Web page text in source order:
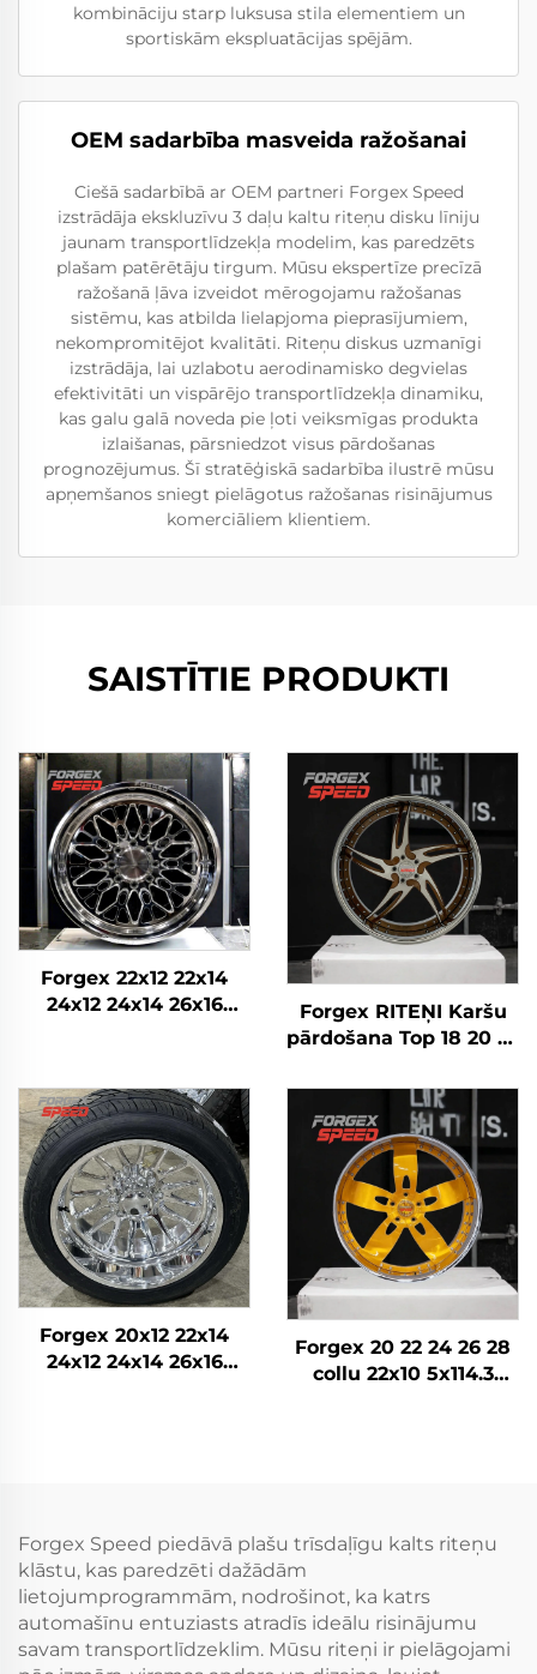
kombināciju starp luksusa stila elementiem un
sportiskām ekspluatācijas spējām.
OEM sadarbība masveida ražošanai
Ciešā sadarbībā ar OEM partneri Forgex Speed
izstrādāja ekskluzīvu 3 daļu kaltu riteņu disku līniju
jaunam transportlīdzekļa modelim, kas paredzēts
plašam patērētāju tirgum. Mūsu ekspertīze precīzā
ražošanā ļāva izveidot mērogojamu ražošanas
sistēmu, kas atbilda lielapjoma pieprasījumiem,
nekompromitējot kvalitāti. Riteņu diskus uzmanīgi
izstrādāja, lai uzlabotu aerodinamisko degvielas
efektivitāti un vispārējo transportlīdzekļa dinamiku,
kas galu galā noveda pie ļoti veiksmīgas produkta
izlaišanas, pārsniedzot visus pārdošanas
prognozējumus. Šī stratēģiskā sadarbība ilustrē mūsu
apņemšanos sniegt pielāgotus ražošanas risinājumus
komerciāliem klientiem.
SAISTĪTIE PRODUKTI
Forgex 22x12 22x14
24x12 24x14 26x16
8x180 8x6.5 6x5.5 5x5
Kravas auto riteņi
Forgex RITEŅI Karšu
pārdošana Top 18 20 22
5x114.3 5x120 6x139.7
Pielāgoti kausētie
riteņi Personīgā auto
diski
Forgex 20x12 22x14
24x12 24x14 26x16
Forgex 20 22 24 26 28
collu 22x10 5x114.3
Forgex Speed piedāvā plašu trīsdaļīgu kalts riteņu
klāstu, kas paredzēti dažādām
lietojumprogrammām, nodrošinot, ka katrs
automašīnu entuziasts atradīs ideālu risinājumu
savam transportlīdzeklim. Mūsu riteņi ir pielāgojami